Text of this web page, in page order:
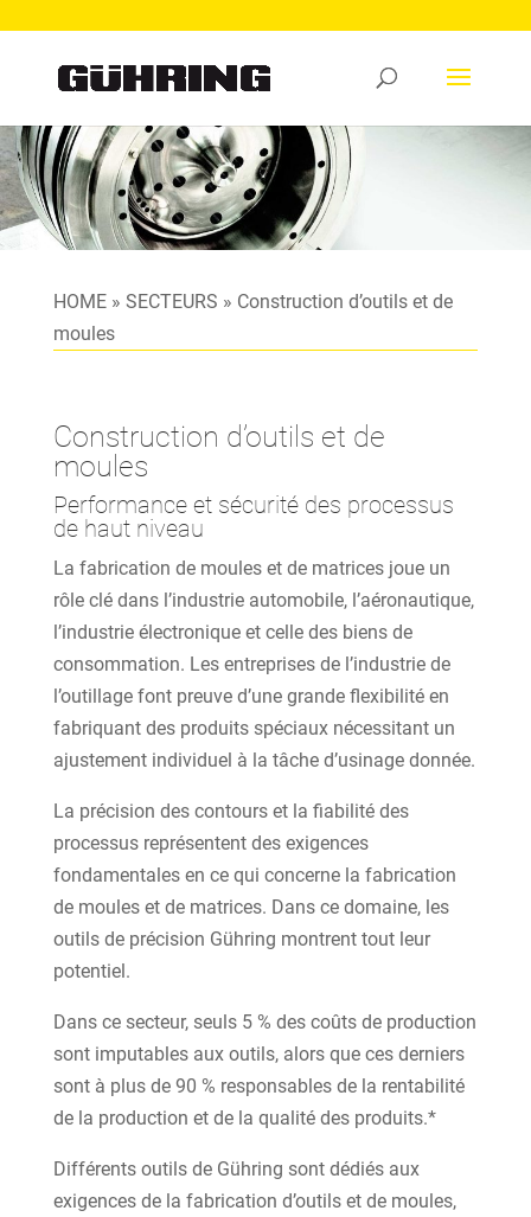
HOME» SECTEURS » Construction d’outils et de
moules
Construction d’outils et de
moules
Performance et sécurité des processus
de haut niveau
La fabrication de moules et de matrices joue un
rôle clé dans l’industrie automobile, l’aéronautique,
l’industrie électronique et celle des biens de
consommation. Les entreprises de l’industrie de
l’outillage font preuve d’une grande flexibilité en
fabriquant des produits spéciaux nécessitant un
ajustement individuel à la tâche d’usinage donnée.
La précision des contours et la fiabilité des
processus représentent des exigences
fondamentales en ce qui concerne la fabrication
de moules et de matrices. Dans ce domaine, les
outils de précision Gühring montrent tout leur
potentiel.
Dans ce secteur, seuls 5 % des coûts de production
sont imputables aux outils, alors que ces derniers
sont à plus de 90 % responsables de la rentabilité
de la production et de la qualité des produits.*
Différents outils de Gühring sont dédiés aux
exigences de la fabrication d’outils et de moules,